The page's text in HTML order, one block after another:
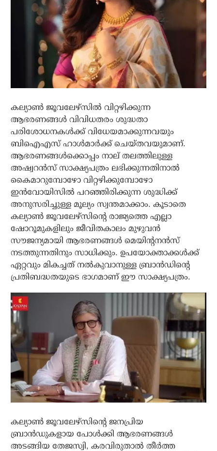
കല്യാണ്‍ ജൂവലേഴ്‌സില്‍ വിറ്റഴിക്കുന്ന
ആഭരണങ്ങള്‍ വിവിധതരം ശുദ്ധതാ
പരിശോധനകള്‍ക്ക് വിധേയമാക്കുന്നവയും
ബിഐഎസ് ഹാള്‍മാര്‍ക്ക് ചെയ്തവയുമാണ്.
ആഭരണങ്ങള്‍ക്കൊപ്പം നാല് തലത്തിലുള്ള
അഷ്വറന്‍സ് സാക്ഷ്യപത്രം ലഭിക്കുന്നതിനാല്‍
കൈമാറുമ്പോഴോ വിറ്റഴിക്കുമ്പോഴോ
ഇന്‍വോയിസില്‍ പറഞ്ഞിരിക്കുന്ന ശുദ്ധിക്ക്
അനുസരിച്ചുള്ള മൂല്യം സ്വന്തമാക്കാം. കൂടാതെ
കല്യാണ്‍ ജൂവലേഴ്‌സിന്റെ രാജ്യത്തെ എല്ലാ
ഷോറൂമുകളിലും ജീവിതകാലം മുഴുവന്‍
സൗജന്യമായി ആഭരണങ്ങള്‍ മെയിന്റനന്‍സ്
നടത്തുന്നതിനും സാധിക്കും. ഉപയോക്താക്കള്‍ക്ക്
ഏറ്റവും മികച്ചത് നല്‍കുവാനുള്ള ബ്രാന്‍ഡിന്റെ
പ്രതിബദ്ധതയുടെ ഭാഗമാണ് ഈ സാക്ഷ്യപത്രം.
കല്യാണ്‍ ജൂവലേഴ്‌സിന്റെ ജനപ്രിയ
ബ്രാന്‍ഡുകളായ പോള്‍ക്കി ആഭരണങ്ങള്‍
അടങ്ങിയ തേജസ്വി, കരവിരുതാല്‍ തീര്‍ത്ത